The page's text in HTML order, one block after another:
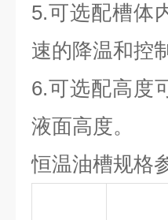
5.可选配槽体
速的降温和控
6.可选配高度
液面高度。
恒温油槽规格